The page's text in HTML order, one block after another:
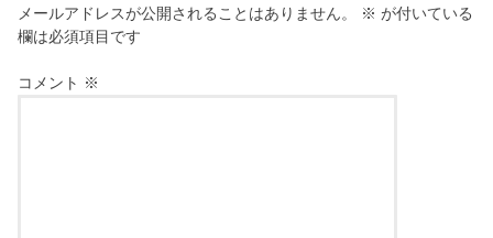
メールアドレスが公開されることはありません。 ※ が付いている
欄は必須項目です
コメント ※